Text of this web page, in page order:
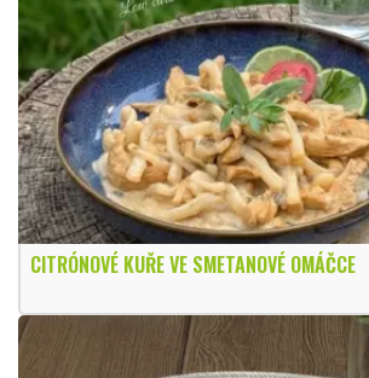
CITRÓNOVÉ KUŘE VE SMETANOVÉ OMÁČCE